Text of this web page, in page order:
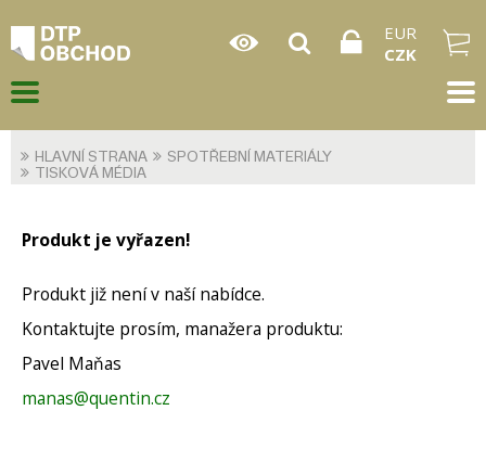
EUR
CZK
HLAVNÍ STRANA
SPOTŘEBNÍ MATERIÁLY
TISKOVÁ MÉDIA
Produkt je vyřazen!
Produkt již není v naší nabídce.
Kontaktujte prosím, manažera produktu:
Pavel Maňas
manas@quentin.cz